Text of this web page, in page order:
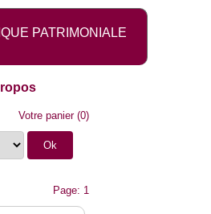
PATRIMONIALE
Votre panier(0)
Page: 1